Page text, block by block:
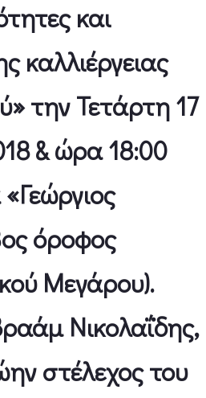
και
καλλιέργειας
την Τετάρτη 17
& ώρα 18:00
όροφος
Μεγάρου).
Νικολαΐδης,
στέλεχος του